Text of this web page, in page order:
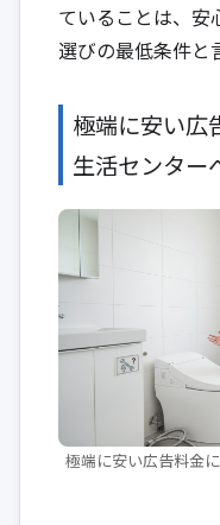
ていることは、安
選びの最低条件と
極端に安い広
生活センター
極端に安い広告料金